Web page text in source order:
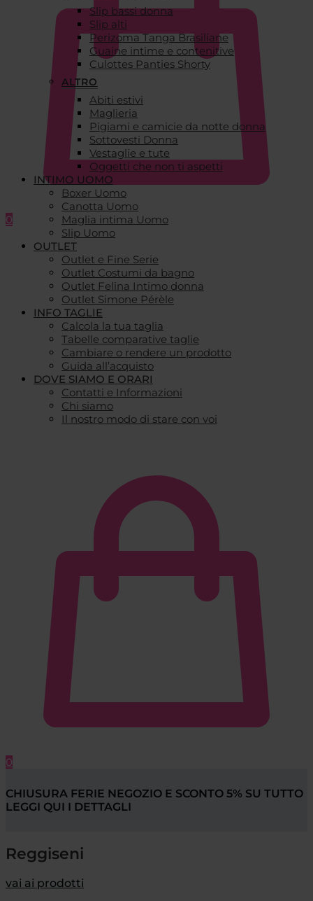
0
Slip bassi donna
Slip alti
Perizoma Tanga Brasiliane
Guaine intime e contenitive
Culottes Panties Shorty
ALTRO
Abiti estivi
Maglieria
Pigiami e camicie da notte donna
Sottovesti Donna
Vestaglie e tute
Oggetti che non ti aspetti
INTIMO UOMO
Boxer Uomo
Canotta Uomo
Maglia intima Uomo
Slip Uomo
OUTLET
Outlet e Fine Serie
Outlet Costumi da bagno
Outlet Felina Intimo donna
Outlet Simone Pérèle
INFO TAGLIE
Calcola la tua taglia
Tabelle comparative taglie
Cambiare o rendere un prodotto
Guida all’acquisto
DOVE SIAMO E ORARI
Contatti e Informazioni
Chi siamo
Il nostro modo di stare con voi
0
CHIUSURA FERIE NEGOZIO E SCONTO 5% SU TUTTO
LEGGI QUI I DETTAGLI
Reggiseni
vai ai prodotti